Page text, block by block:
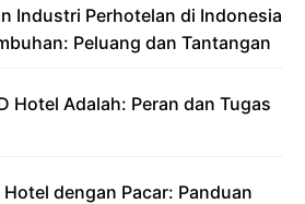
Industri Perhotelan di Indonesia
Peluang dan Tantangan
Hotel Adalah: Peran dan Tugas
dengan Pacar: Panduan